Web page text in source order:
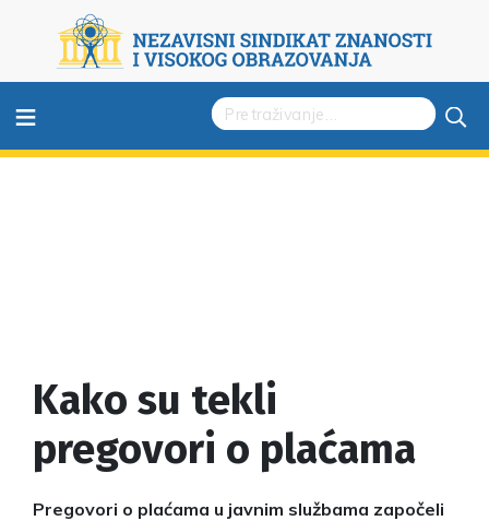
≡
Kako su tekli
pregovori o plaćama
Pregovori o plaćama u javnim službama započeli